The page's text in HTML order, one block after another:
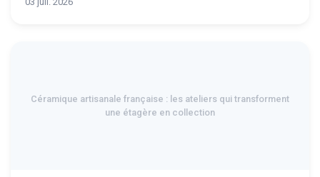
Céramique artisanale française : les ateliers qui transforment
une étagère en collection